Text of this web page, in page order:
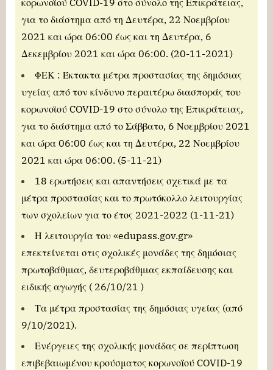
κορωνοϊού COVID-19 στο σύνολο της Επικράτειας,
για το διάστημα από τη Δευτέρα, 22 Νοεμβρίου
2021 και ώρα 06:00 έως και τη Δευτέρα, 6
Δεκεμβρίου 2021 και ώρα 06:00. (20-11-2021)
ΦΕΚ : Έκτακτα μέτρα προστασίας της δημόσιας
υγείας από τον κίνδυνο περαιτέρω διασποράς του
κορωνοϊού COVID-19 στο σύνολο της Επικράτειας,
για το διάστημα από το Σάββατο, 6 Νοεμβρίου 2021
και ώρα 06:00 έως και τη Δευτέρα, 22 Νοεμβρίου
2021 και ώρα 06:00. (5-11-21)
18 ερωτήσεις και απαντήσεις σχετικά με τα
μέτρα προστασίας και το πρωτόκολλο λειτουργίας
των σχολείων για το έτος 2021-2022 (1-11-21)
Η λειτουργία του «edupass.gov.gr»
επεκτείνεται στις σχολικές μονάδες της δημόσιας
πρωτοβάθμιας, δευτεροβάθμιας εκπαίδευσης και
ειδικής αγωγής ( 26/10/21 )
Τα μέτρα προστασίας της δημόσιας υγείας (από
9/10/2021).
Ενέργειες της σχολικής μονάδας σε περίπτωση
επιβεβαιωμένου κρούσματος κορωνοïού COVID-19